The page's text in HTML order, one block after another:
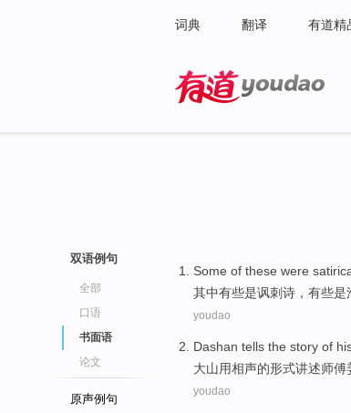
词典 翻译 有道精
双语例句
全部
口语
书面语
论文
原声例句
Some of these were
其中有些是讽刺诗 ，有些是
youdao
Dashan tells the story of
大山用相声的形式讲述师傅
youdao